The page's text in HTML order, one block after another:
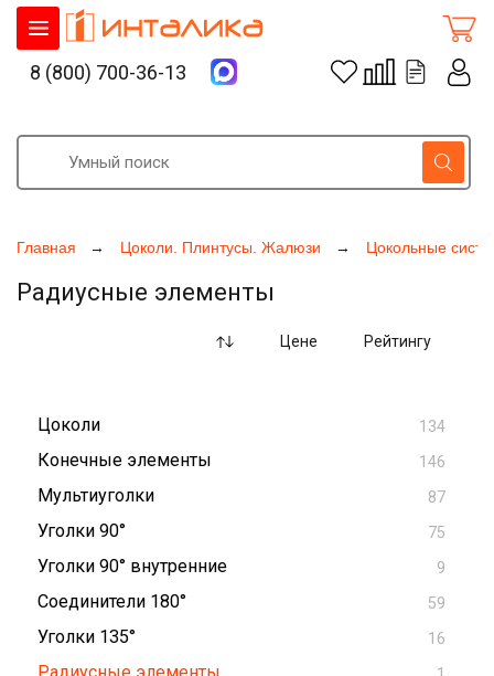
Главная Цоколи. Плинтусы. Жалюзи Цокольные
Радиусные элементы
Цене Рейтингу
Цоколи 134
Конечные элементы 146
Мультиуголки 87
Уголки 90° 75
Уголки 90° внутренние 9
Соединители 180° 59
Уголки 135° 16
Радиусные элементы
8 (800) 700-36-13